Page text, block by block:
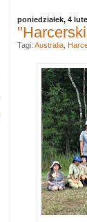
poniedziałek, 4
Tagi: Australia,